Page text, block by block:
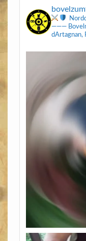
———
dArtagnan,